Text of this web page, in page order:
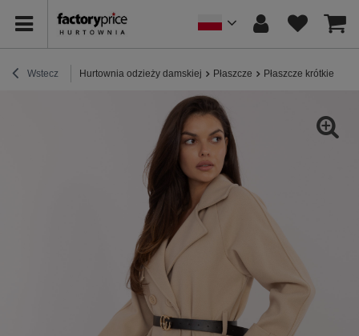
Wstecz Hurtownia odzieży damskiej Płaszcze Płaszcze krótkie